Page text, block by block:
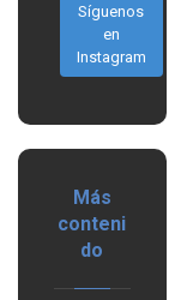
Síguenos
en
Instagram
Más
conteni
do